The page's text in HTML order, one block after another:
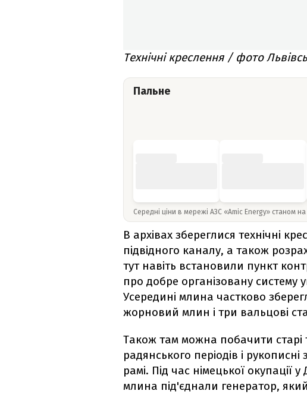
Технічні креслення / фото
Пальне
Середні ціни в мережі АЗС «Amic Energy» станом на
В архівах збереглися технічні
підвідного каналу, а також
тут навіть встановили пункт
про добре організовану
Усередині млина частково
жорновий млин і три вальцові
Також там можна побачити старі
радянського періодів і
рамі. Під час німецької окупації у
млина під'єднали генератор,